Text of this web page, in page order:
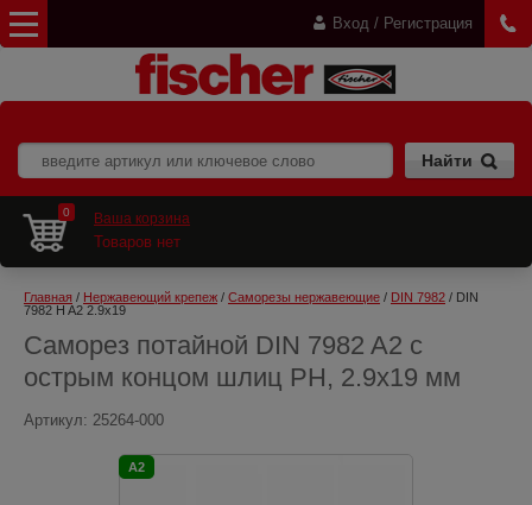
Вход / Регистрация
0 Ваша корзина
Товаров нет
Главная / Нержавеющий крепеж / Саморезы нержавеющие / DIN 7982 / DIN
7982 H A2 2.9x19
Саморез потайной DIN 7982 A2 с
острым концом шлиц PH, 2.9x19 мм
Артикул: 25264-000
A2